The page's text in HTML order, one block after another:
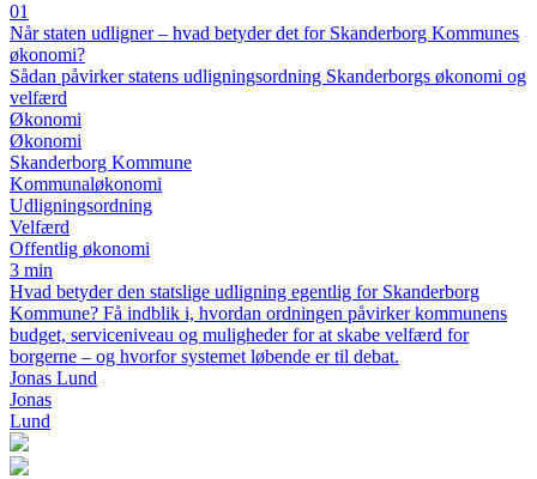
01
Når staten udligner – hvad betyder det for Skanderborg Kommunes
økonomi?
Sådan påvirker statens udligningsordning Skanderborgs økonomi og
velfærd
Økonomi
Økonomi
Skanderborg Kommune
Kommunaløkonomi
Udligningsordning
Velfærd
Offentlig økonomi
3 min
Hvad betyder den statslige udligning egentlig for Skanderborg
Kommune? Få indblik i, hvordan ordningen påvirker kommunens
budget, serviceniveau og muligheder for at skabe velfærd for
borgerne – og hvorfor systemet løbende er til debat.
Jonas Lund
Jonas
Lund